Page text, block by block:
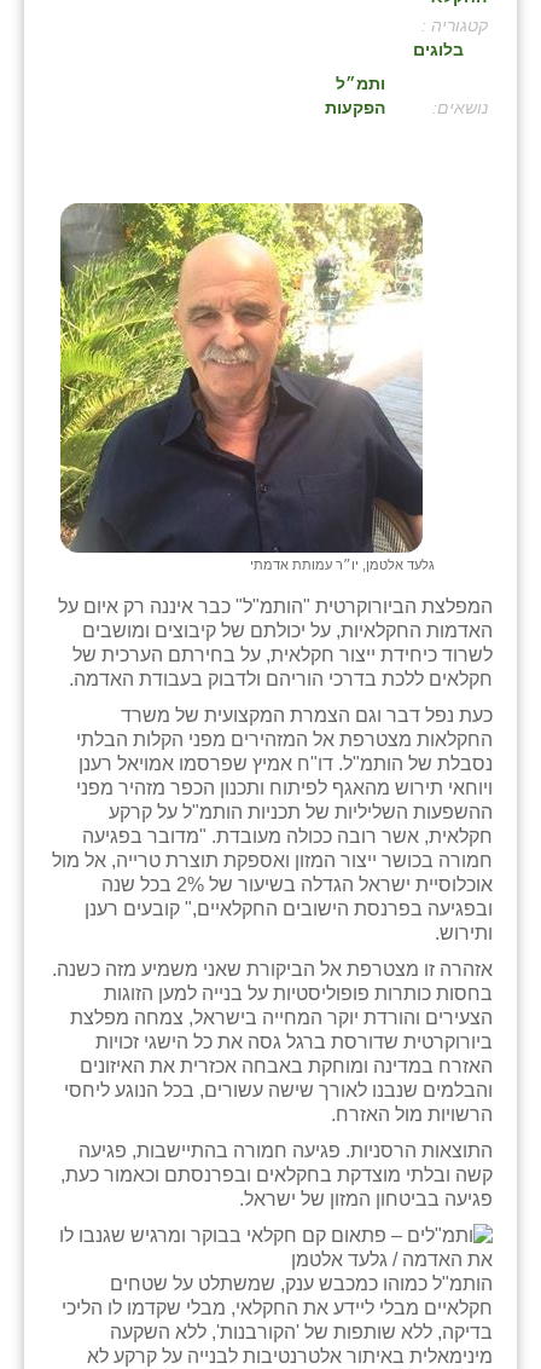
קטגוריה :
בלוגים
:
ותמ״ל
הפקעות
גלעד אלטמן, יו״ר עמותת אדמתי
המפלצת הביורוקרטית "הותמ"ל" כבר איננה רק איום על
האדמות החקלאיות, על יכולתם של קיבוצים ומושבים
לשרוד כיחידת ייצור חקלאית, על בחירתם הערכית של
חקלאים ללכת בדרכי הוריהם ולדבוק בעבודת האדמה.
כעת נפל דבר וגם הצמרת המקצועית של משרד
החקלאות מצטרפת אל המזהירים מפני הקלות הבלתי
נסבלת של הותמ"ל. דו"ח אמיץ שפרסמו אמויאל רענן
ויוחאי תירוש מהאגף לפיתוח ותכנון הכפר מזהיר מפני
ההשפעות השליליות של תכניות הותמ"ל על קרקע
חקלאית, אשר רובה ככולה מעובדת. "מדובר בפגיעה
חמורה בכושר ייצור המזון ואספקת תוצרת טרייה, אל מול
אוכלוסיית ישראל הגדלה בשיעור של 2% בכל שנה
ובפגיעה בפרנסת הישובים החקלאיים," קובעים רענן
ותירוש.
אזהרה זו מצטרפת אל הביקורת שאני משמיע מזה כשנה.
בחסות כותרות פופוליסטיות על בנייה למען הזוגות
הצעירים והורדת יוקר המחייה בישראל, צמחה מפלצת
ביורוקרטית שדורסת ברגל גסה את כל הישגי זכויות
האזרח במדינה ומוחקת באבחה אכזרית את האיזונים
והבלמים שנבנו לאורך שישה עשורים, בכל הנוגע ליחסי
הרשויות מול האזרח.
התוצאות הרסניות. פגיעה חמורה בהתיישבות, פגיעה
קשה ובלתי מוצדקת בחקלאים ובפרנסתם וכאמור כעת,
פגיעה בביטחון המזון של ישראל.
הותמ"ל כמוהו כמכבש ענק, שמשתלט על שטחים
חקלאיים מבלי ליידע את החקלאי, מבלי שקדמו לו הליכי
בדיקה, ללא שותפות של 'הקורבנות', ללא השקעה
מינימאלית באיתור אלטרנטיבות לבנייה על קרקע לא
בני ציון
הדר עם
חבצלת השרון
חמרה
חרב לאת
יבול (מורג)
יקנעם
כליל
כפר אביב
כפר ביאליק
כפר הרי״ף
כפר מישר
כפר מע״ש
כפר מרדכי
כפר סבא (אגרא)
כפר שמריהו